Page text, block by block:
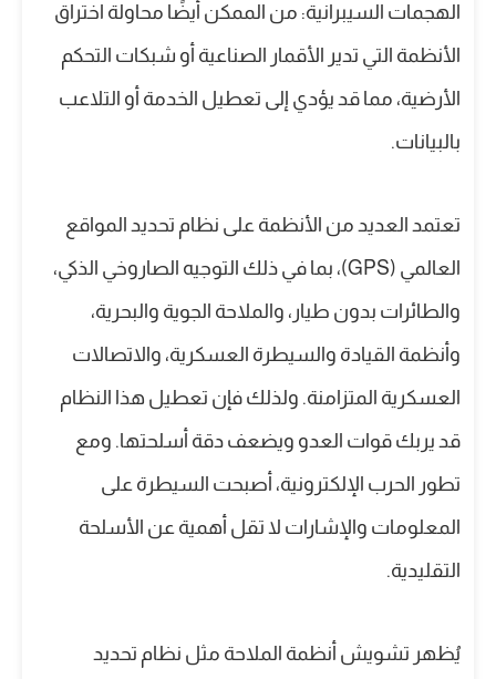
الهجمات السيبرانية: من الممكن أيضًا محاولة اختراق
الأنظمة التي تدير الأقمار الصناعية أو شبكات التحكم
الأرضية، مما قد يؤدي إلى تعطيل الخدمة أو التلاعب
بالبيانات.
تعتمد العديد من الأنظمة على نظام تحديد المواقع
العالمي (GPS)، بما في ذلك التوجيه الصاروخي الذكي،
والطائرات بدون طيار، والملاحة الجوية والبحرية،
وأنظمة القيادة والسيطرة العسكرية، والاتصالات
العسكرية المتزامنة. ولذلك فإن تعطيل هذا النظام
قد يربك قوات العدو ويضعف دقة أسلحتها. ومع
تطور الحرب الإلكترونية، أصبحت السيطرة على
المعلومات والإشارات لا تقل أهمية عن الأسلحة
التقليدية.
يُظهر تشويش أنظمة الملاحة مثل نظام تحديد